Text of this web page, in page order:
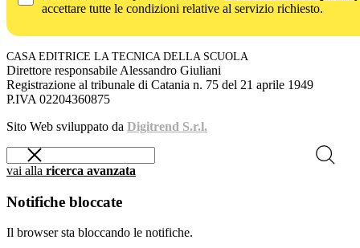
accettare tutte le condizioni relative al servizio richiesto.
CASA EDITRICE LA TECNICA DELLA SCUOLA
Direttore responsabile Alessandro Giuliani
Registrazione al tribunale di Catania n. 75 del 21 aprile 1949
P.IVA 02204360875
Sito Web sviluppato da Digitrend S.r.l.
vai alla ricerca avanzata
Notifiche bloccate
Il browser sta bloccando le notifiche.